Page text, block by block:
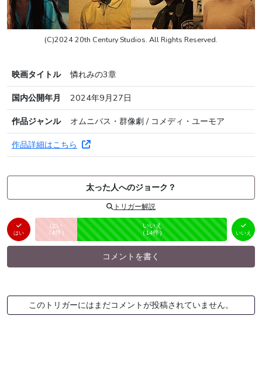
(C)2024 20th Century Studios. All Rights Reserved.
映画タイトル
憐れみの3章
国内公開年月
2024年9月27日
作品ジャンル
オムニバス・群像劇 / コメディ・ユーモア
作品詳細はこちら
太った人へのジョーク？
トリガー解説
はい
はい
（4件） 未投票
いいえ
（14件） いいえ
コメントを書く
このトリガーにはまだコメントが投稿されていません。